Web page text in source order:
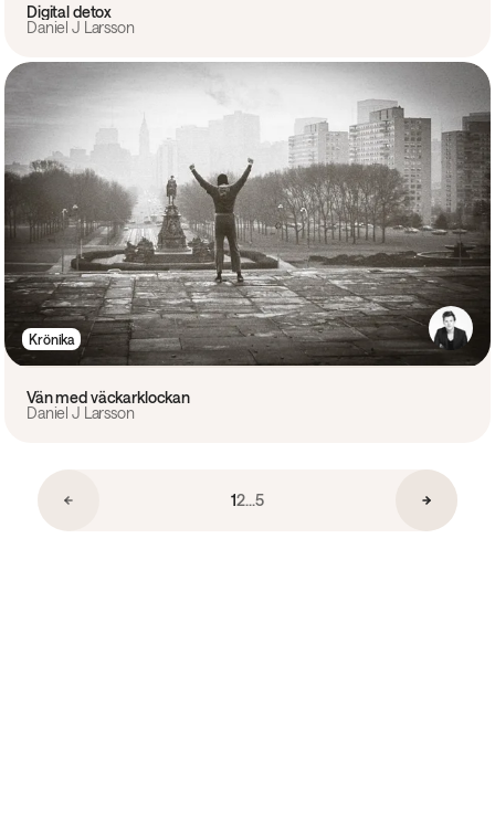
Digital detox
Daniel J Larsson
Krönika
Vän med väckarklockan
Daniel J Larsson
12...5